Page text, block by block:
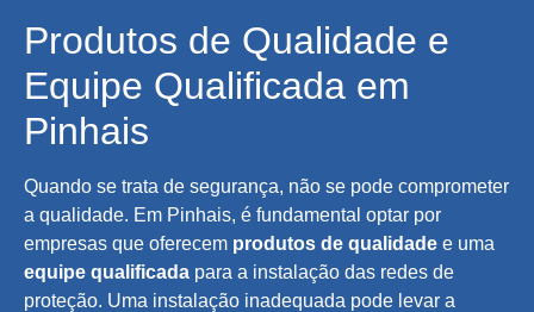
Produtos de Qualidade e
Equipe Qualificada em
Pinhais
Quando se trata de segurança, não se pode comprometer
a qualidade. Em Pinhais, é fundamental optar por
empresas que oferecem produtos de qualidade e uma
equipe qualificada para a instalação das redes de
proteção. Uma instalação inadequada pode levar a